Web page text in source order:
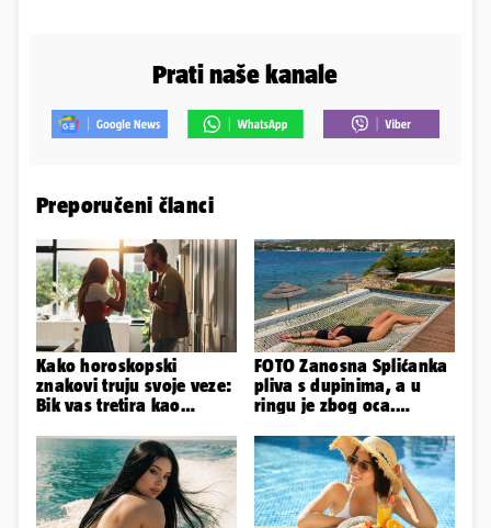
Prati naše kanale
Preporučeni članci
Kako horoskopski
znakovi truju svoje veze:
Bik vas tretira kao
ugovor
FOTO Zanosna Splićanka
pliva s dupinima, a u
ringu je zbog oca.